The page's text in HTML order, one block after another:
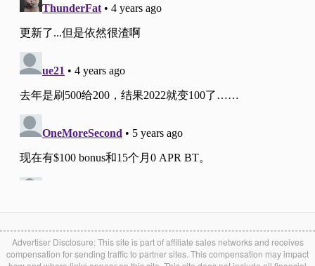
Sallie Mae信用卡
Advertiser Disclosure: This site is part of affiliate sales networks and receives
compensation for sending traffic to partner sites. This compensation may impact